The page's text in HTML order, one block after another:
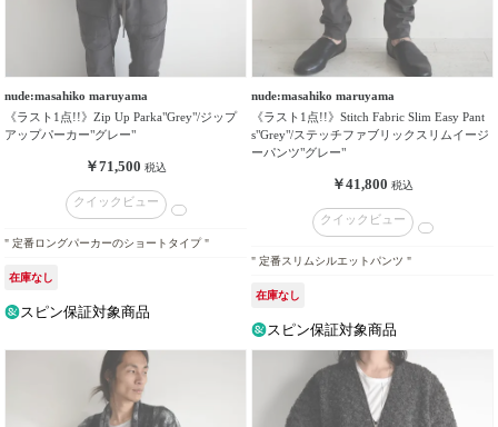
nude:masahiko maruyama
《ラスト1点!!》Zip Up Parka"Grey"/ジップ
アップパーカー"グレー"
￥71,500 税込
クイックビュー
" 定番ロングパーカーのショートタイプ "
在庫なし
スピン保証対象商品
nude:masahiko maruyama
《ラスト1点!!》Stitch Fabric Slim Easy Pant
s"Grey"/ステッチファブリックスリムイージ
ーパンツ"グレー"
￥41,800 税込
クイックビュー
" 定番スリムシルエットパンツ "
在庫なし
スピン保証対象商品